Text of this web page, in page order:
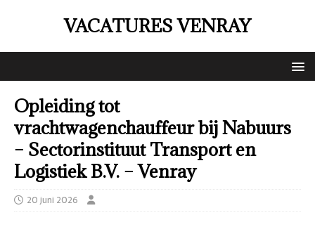
VACATURES VENRAY
Opleiding tot
vrachtwagenchauffeur bij Nabuurs
– Sectorinstituut Transport en
Logistiek B.V. – Venray
20 juni 2026